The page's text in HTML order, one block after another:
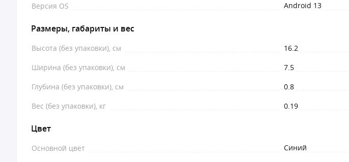
Версия OS Android 13
Размеры, габариты и вес
Высота (без упаковки), см
16.2
Ширина (без упаковки), см
7.5
Глубина (без упаковки), см
0.8
Вес (без упаковки), кг
0.19
Цвет
Основной цвет Синий